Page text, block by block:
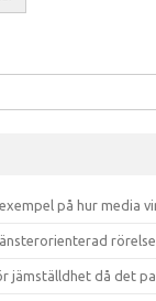
på hur media
rörelse
jämställdhet då det